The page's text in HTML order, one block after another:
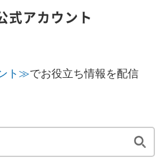
式アカウント
ト≫でお役立ち情報を配信